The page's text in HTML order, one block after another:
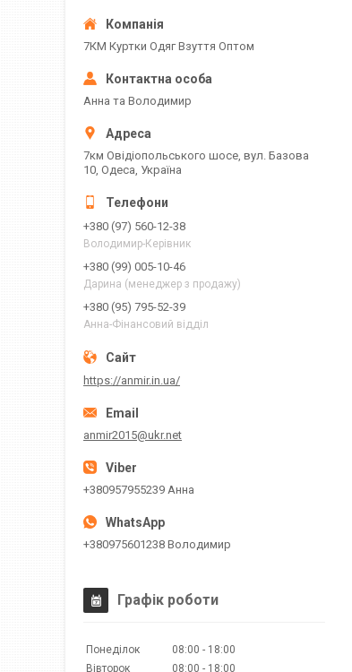
7КМ Куртки Одяг Взуття Оптом
Анна та Володимир
7км Овідіопольського шосе, вул. Базова
10, Одеса, Україна
+380 (97) 560-12-38
Володимир-Керівник
+380 (99) 005-10-46
Дарина (менеджер з продажу)
+380 (95) 795-52-39
Анна-Фінансовий відділ
https://anmir.in.ua/
anmir2015@ukr.net
+380957955239 Анна
+380975601238 Володимир
Графік роботи
Понеділок 08:00
18:00
Вівторок
08:00 18:00